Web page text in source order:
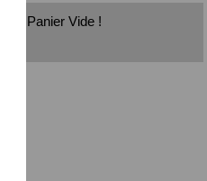
Panier Vide !